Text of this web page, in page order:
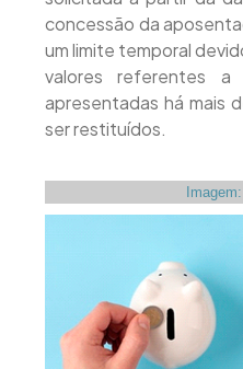
concessão da
um limite temporal
valores referentes a
apresentadas há mais
ser restituídos.